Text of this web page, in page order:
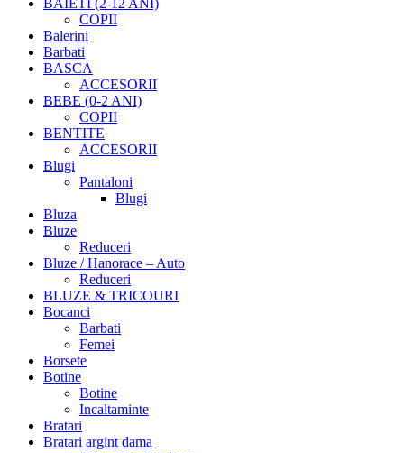
BAIETI (2-12 ANI)
COPII
Balerini
Barbati
BASCA
ACCESORII
BEBE (0-2 ANI)
COPII
BENTITE
ACCESORII
Blugi
Pantaloni
Blugi
Bluza
Bluze
Reduceri
Bluze / Hanorace – Auto
Reduceri
BLUZE & TRICOURI
Bocanci
Barbati
Femei
Borsete
Botine
Botine
Incaltaminte
Bratari
Bratari argint dama